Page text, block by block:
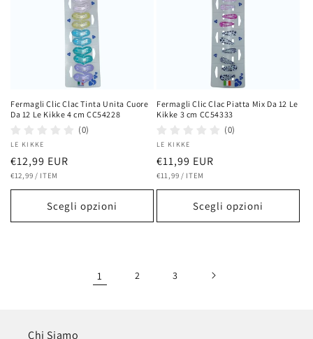
Fermagli Clic Clac Tinta Unita Cuore
Da 12 Le Kikke 4 cm CC54228
(0)
Fornitore:
LE KIKKE
Prezzo
di
listino
€12,99 EUR
PREZZO
€12,99 / PER
ITEM
Scegli opzioni
Fermagli Clic Clac Piatta Mix Da 12 Le
Kikke 3 cm CC54333
(0)
Fornitore:
LE KIKKE
Prezzo
di
listino
€11,99 EUR
PREZZO
€11,99 / PER
ITEM
Scegli opzioni
1 2 3
Chi Siamo